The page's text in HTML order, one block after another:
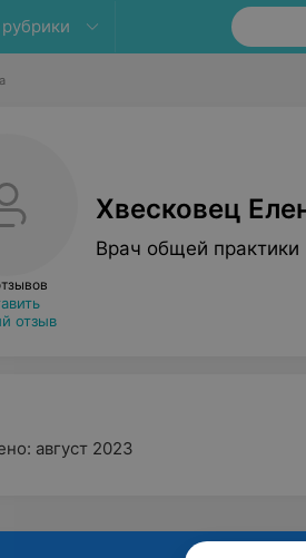
отзыв
Хвесковец
Врач общей
август 2023